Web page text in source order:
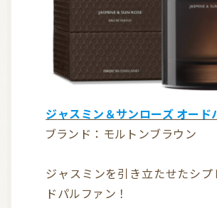
ジャスミン＆サンローズ オー
ブランド：モルトンブラウン
ジャスミンを引き立たせたシプレ調のオー
ドパルファン！